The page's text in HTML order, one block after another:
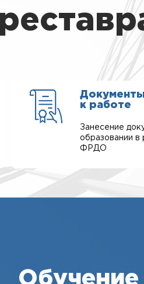
к работе
Занесение
образовании
ФРДО
Обучение